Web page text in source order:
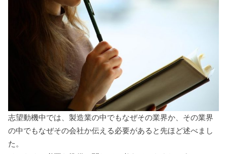
志望動機中では、製造業の中でもなぜその業界か、その業界
の中でもなぜその会社か伝える必要があると先ほど述べまし
た。